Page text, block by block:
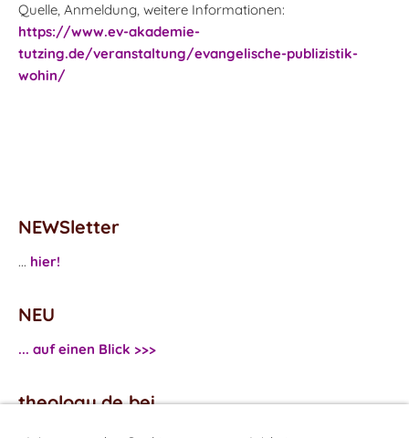
Quelle, Anmeldung, weitere Informationen:
https://www.ev-akademie-
tutzing.de/veranstaltung/evangelische-publizistik-
wohin/
NEWSletter
... hier!
NEU
... auf einen Blick >>>
theology.de bei